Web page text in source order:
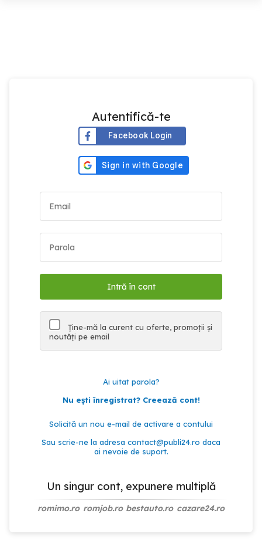
Autentifică-te
Facebook Login
Ține-mă la curent cu oferte, promoții și
noutăți pe email
Ai uitat parola?
Nu ești înregistrat? Creează cont!
Solicită un nou e-mail de activare a contului
Sau scrie-ne la adresa contact@publi24.ro daca
ai nevoie de suport.
Un singur cont, expunere multiplă
romimo.ro romjob.ro bestauto.ro cazare24.ro